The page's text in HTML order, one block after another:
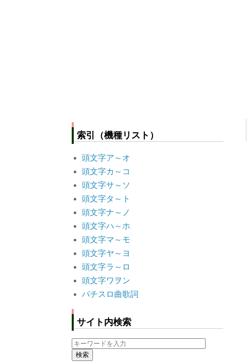
索引（機種リスト）
頭文字ア～オ
頭文字カ～コ
頭文字サ～ソ
頭文字タ～ト
頭文字ナ～ノ
頭文字ハ～ホ
頭文字マ～モ
頭文字ヤ～ヨ
頭文字ラ～ロ
頭文字ワヲン
パチスロ曲歌詞
サイト内検索